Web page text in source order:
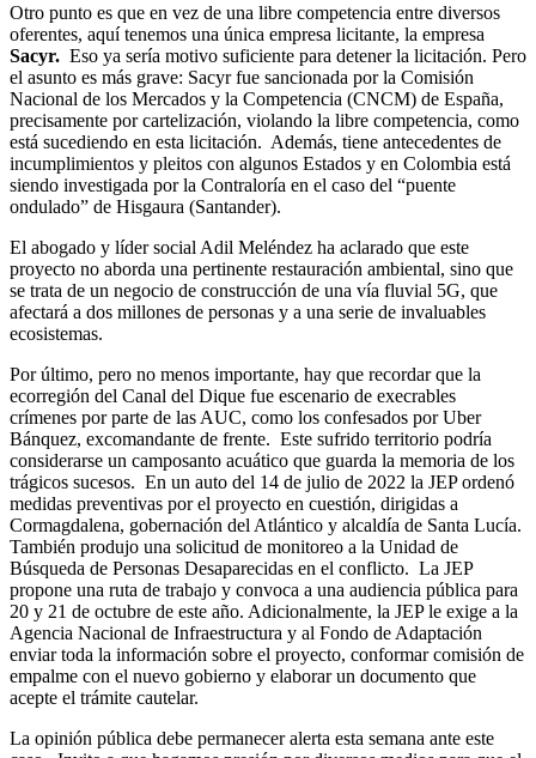
Otro punto es que en vez de una libre competencia entre diversos
oferentes, aquí tenemos una única empresa licitante, la empresa
Sacyr. Eso ya sería motivo suficiente para detener la licitación. Pero
el asunto es más grave: Sacyr fue sancionada por la Comisión
Nacional de los Mercados y la Competencia (CNCM) de España,
precisamente por cartelización, violando la libre competencia, como
está sucediendo en esta licitación. Además, tiene antecedentes de
incumplimientos y pleitos con algunos Estados y en Colombia está
siendo investigada por la Contraloría en el caso del “puente
ondulado” de Hisgaura (Santander).
El abogado y líder social Adil Meléndez ha aclarado que este
proyecto no aborda una pertinente restauración ambiental, sino que
se trata de un negocio de construcción de una vía fluvial 5G, que
afectará a dos millones de personas y a una serie de invaluables
ecosistemas.
Por último, pero no menos importante, hay que recordar que la
ecorregión del Canal del Dique fue escenario de execrables
crímenes por parte de las AUC, como los confesados por Uber
Bánquez, excomandante de frente. Este sufrido territorio podría
considerarse un camposanto acuático que guarda la memoria de los
trágicos sucesos. En un auto del 14 de julio de 2022 la JEP ordenó
medidas preventivas por el proyecto en cuestión, dirigidas a
Cormagdalena, gobernación del Atlántico y alcaldía de Santa Lucía.
También produjo una solicitud de monitoreo a la Unidad de
Búsqueda de Personas Desaparecidas en el conflicto. La JEP
propone una ruta de trabajo y convoca a una audiencia pública para
20 y 21 de octubre de este año. Adicionalmente, la JEP le exige a la
Agencia Nacional de Infraestructura y al Fondo de Adaptación
enviar toda la información sobre el proyecto, conformar comisión de
empalme con el nuevo gobierno y elaborar un documento que
acepte el trámite cautelar.
La opinión pública debe permanecer alerta esta semana ante este